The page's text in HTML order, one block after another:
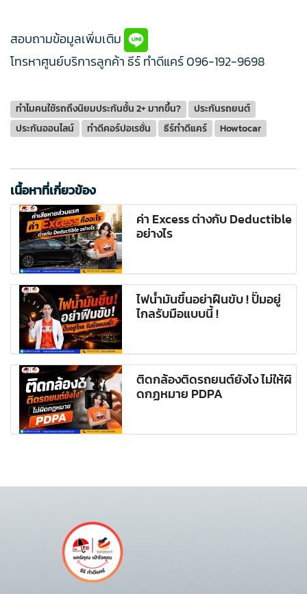
สอบถามข้อมูลเพิ่มเติม
โทรหาศูนย์บริการลูกค้า ธีร์ ทำดีแคร์096-192-9698
ทำไมคนใช้รถถึงนิยมประกันชั้น 2+ มากขึ้น?
ประกันรถยนต์
ประกันออนไลน์
ทำดีคอร์ปอเรชั่น ธีร์ทำดีแคร์ Howtocar
เนื้อหาที่เกี่ยวข้อง
ค่า Excess ต่างกับ Deductible
อย่างไร
ไฟน้ำมันขึ้นอย่าฝืนขับ ! ปั๊มอยู่
ไกลรับมือแบบนี้ !
ติดกล้องติดรถยนต์ยังไง ไม่ให้ผิ
ดกฏหมาย PDPA